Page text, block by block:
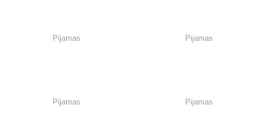
Pijamas Pijamas
Pijamas Pijamas